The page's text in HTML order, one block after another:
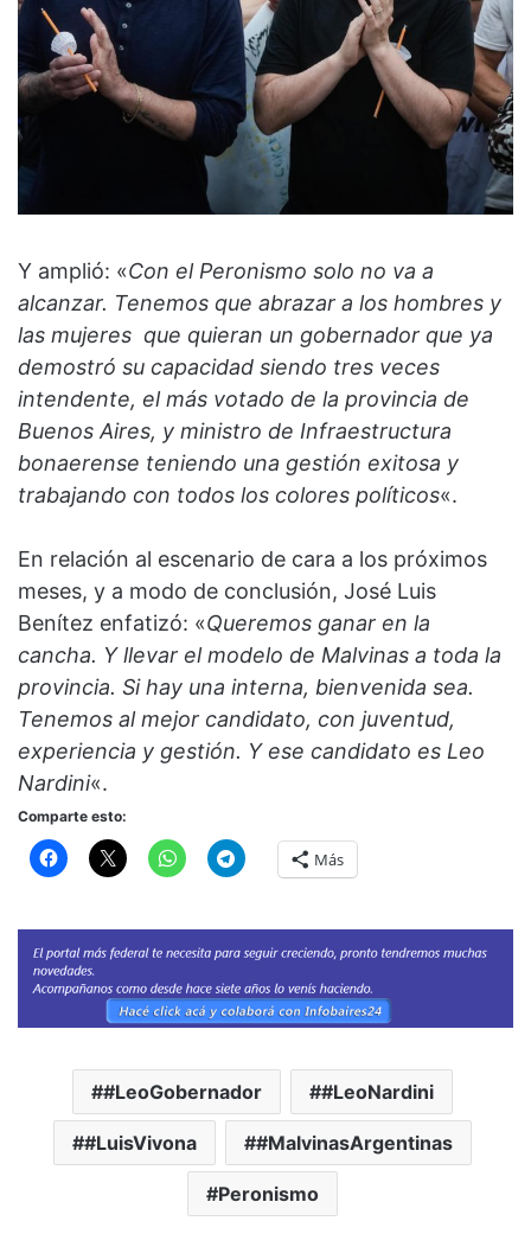
Y amplió: «Con el Peronismo solo no va a
alcanzar. Tenemos que abrazar a los hombres y
las mujeres que quieran un gobernador que ya
demostró su capacidad siendo tres veces
intendente, el más votado de la provincia de
Buenos Aires, y ministro de Infraestructura
bonaerense teniendo una gestión exitosa y
trabajando con todos los colores políticos«.
En relación al escenario de cara a los próximos
meses, y a modo de conclusión, José Luis
Benítez enfatizó: «Queremos ganar en la
cancha. Y llevar el modelo de Malvinas a toda la
provincia. Si hay una interna, bienvenida sea.
Tenemos al mejor candidato, con juventud,
experiencia y gestión. Y ese candidato es Leo
Nardini«.
Comparte esto:
Más
#LeoGobernador #LeoNardini
#LuisVivona #MalvinasArgentinas
Peronismo